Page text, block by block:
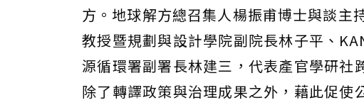
方。地球解方總召集人楊振甫博士與談主
教授暨規劃與設計學院副院長林子平、
源循環署副署長林建三，代表產官學研社
除了轉譯政策與治理成果之外，藉此促